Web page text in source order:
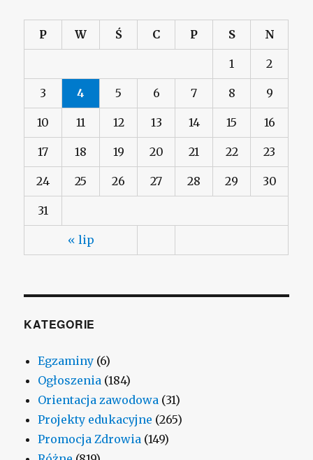
P W Ś C P S N
« lip
1 2
3 4 5 6 7 8 9
10 11 12 13 14 15 16
17 18 19 20 21 22 23
24 25 26 27 28 29 30
31
KATEGORIE
Egzaminy (6)
Ogłoszenia (184)
Orientacja zawodowa (31)
Projekty edukacyjne (265)
Promocja Zdrowia (149)